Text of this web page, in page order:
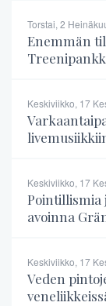
Torstai, 2
Enemmän
Keskiviikko, 17
Keskiviikko, 17
Pointillismia
avoinna
Keskiviikko, 17
Veden